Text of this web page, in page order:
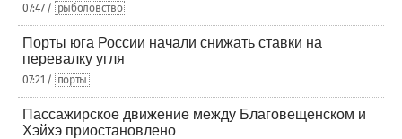
07:47 / рыболовство
Порты юга России начали снижать ставки на
перевалку угля
07:21 / порты
Пассажирское движение между Благовещенском и
Хэйхэ приостановлено